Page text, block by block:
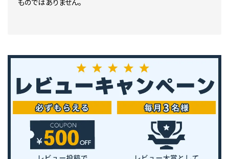
ものではありません。